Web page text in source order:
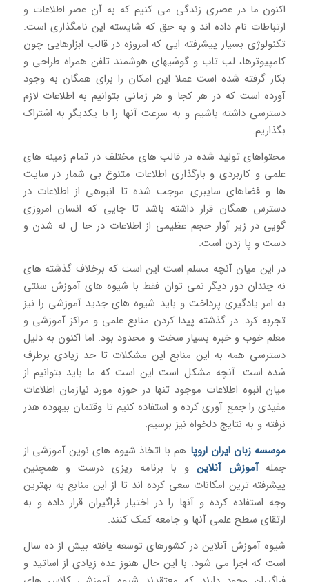
اکنون ما در عصری زندگی می کنیم که به آن عصر اطلاعات و
ارتباطات نام داده اند و به حق که شایسته این نامگذاری است.
تکنولوژی بسیار پیشرفته ایی که امروزه در قالب ابزارهایی چون
کامپیوترها، لب تاب و گوشیهای هوشمند تلفن همراه طراحی و
بکار گرفته شده است عملا این امکان را برای همگان به وجود
آورده است که در هر کجا و هر زمانی بتوانیم به اطلاعات لازم
دسترسی داشته باشیم و به سرعت آنها را با یکدیگر به اشتراک
بگذاریم.
محتواهای تولید شده در قالب های مختلف در تمام زمینه های
علمی و کاربردی و بارگذاری اطلاعات متنوع بی شمار در سایت
ها و فضاهای سایبری موجب شده تا انبوهی از اطلاعات در
دسترس همگان قرار داشته باشد تا جایی که انسان امروزی
گویی در زیر آوار حجم عظیمی از اطلاعات در حا ل له شدن و
دست و پا زدن است.
در این میان آنچه مسلم است این است که برخلاف گذشته های
نه چندان دور دیگر نمی توان فقط با شیوه های آموزش سنتی
به امر یادگیری پرداخت و باید شیوه های جدید آموزشی را نیز
تجربه کرد. در گذشته پیدا کردن منابع علمی و مراکز آموزشی و
معلم خوب و خبره بسیار سخت و محدود بود. اما اکنون به دلیل
دسترسی همه به این منابع این مشکلات تا حد زیادی برطرف
شده است. آنچه مشکل است این است که ما باید بتوانیم از
میان انبوه اطلاعات موجود تنها در حوزه مورد نیازمان اطلاعات
مفیدی را جمع آوری کرده و استفاده کنیم تا وقتمان بیهوده هدر
نرفته و به نتایج دلخواه نیز برسیم.
موسسه زبان ایران اروپا هم با اتخاذ شیوه های نوین آموزشی از
جملهآموزش آنلاین و با برنامه ریزی درست و همچنین
پیشرفته ترین امکانات سعی کرده اند تا از این منابع به بهترین
وجه استفاده کرده و آنها را در اختیار فراگیران قرار داده و به
ارتقای سطح علمی آنها و جامعه کمک کنند.
شیوه آموزش آنلاین در کشورهای توسعه یافته بیش از ده سال
است که اجرا می شود. با این حال هنوز عده زیادی از اساتید و